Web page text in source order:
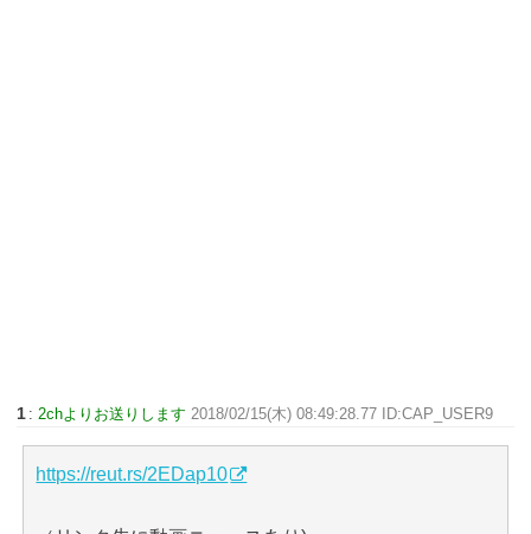
1 : 2chよりお送りします 2018/02/15(木) 08:49:28.77 ID:CAP_USER9
https://reut.rs/2EDap10